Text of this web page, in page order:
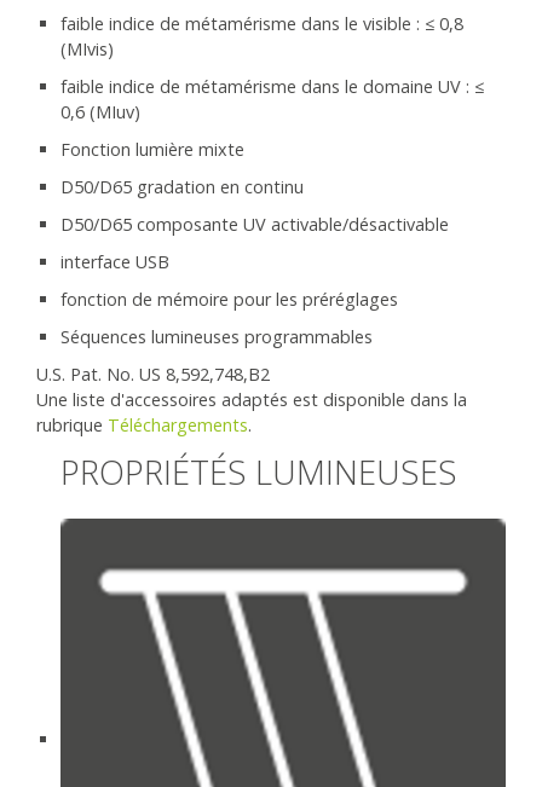
faible indice de métamérisme dans le visible : ≤ 0,8
(MIvis)
faible indice de métamérisme dans le domaine UV : ≤
0,6 (MIuv)
Fonction lumière mixte
D50/D65 gradation en continu
D50/D65 composante UV activable/désactivable
interface USB
fonction de mémoire pour les préréglages
Séquences lumineuses programmables
U.S. Pat. No. US 8,592,748,B2
Une liste d'accessoires adaptés est disponible dans la
rubrique Téléchargements.
PROPRIÉTÉS LUMINEUSES